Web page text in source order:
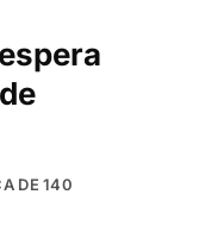
DE 140